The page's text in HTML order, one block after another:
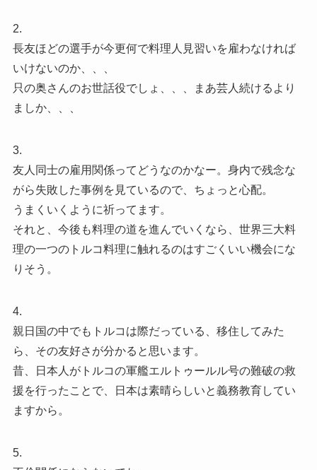
2.
長友ほどの選手が今更何で料理人見習いを雇わなければ
いけないのか、、、
只の奥さんのお世話役でしょ、、、まあ芸人続けるより
ましか、、、
3.
友人同士の雇用関係ってどうなのかなー。身内で残念な
がら失敗した事例を見ているので、ちょっと心配。
うまくいくように祈ってます。
それと、今後も料理の道を進んでいくなら、世界三大料
理の一つのトルコ料理に触れるのはすごくいい機会にな
りそう。
4.
親日国の中でもトルコは際だっている、移住してみた
ら、その友好さが分かると思います。
昔、日本人がトルコの軍艦エルトゥールル号の難破の救
援を行ったことで、日本は素晴らしいと義務教育してい
ますから。
5.